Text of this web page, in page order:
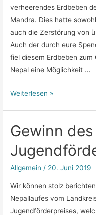
verheerendes Erdbeben
Mandra. Dies hatte
auch die Zerstörung von
Auch der durch eure
fiel diesem Erdbeben zum
Nepal eine Möglichkeit …
Neues
–
Weiterlesen »
Gewinn des
Allgemein / 20. Juni 2019
Wir können stolz
Nepallaufes vom
Jugendförderpreises,